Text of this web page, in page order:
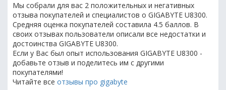
Мы собрали для вас 2 положительных и негативных
отзыва покупателей и специалистов о GIGABYTE U8300.
Средняя оценка покупателей составила 4.5 баллов. В
своих отзывах пользователи описали все недостатки и
достоинства GIGABYTE U8300.
Если у Вас был опыт использования GIGABYTE U8300 -
добавьте отзыв и поделитесь им с другими
покупателями!
Читайте все отзывы про gigabyte